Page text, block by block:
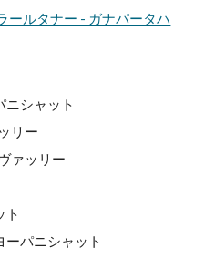
ールタナー - ガナパータハ
ニシャット
リー
ァッリー
ト
ーパニシャット